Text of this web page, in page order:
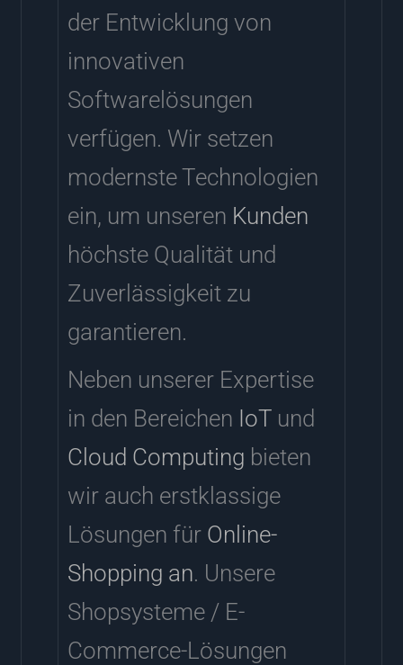
der Entwicklung von
innovativen
Softwarelösungen
verfügen. Wir setzen
modernste Technologien
ein, um unseren Kunden
höchste Qualität und
Zuverlässigkeit zu
garantieren.
Neben unserer Expertise
in den Bereichen IoTund
Cloud Computing bieten
wir auch erstklassige
Lösungen für Online-
Shopping an. Unsere
Shopsysteme / E-
Commerce-Lösungen